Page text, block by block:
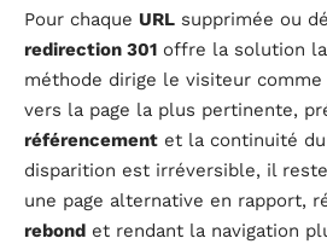
Pour chaque URL supprimée ou
redirection 301 offre la solution
méthode dirige le visiteur comme
vers la page la plus pertinente,
référencement et la continuité
disparition est irréversible, il
une page alternative en rapport,
rebond et rendant la navigation